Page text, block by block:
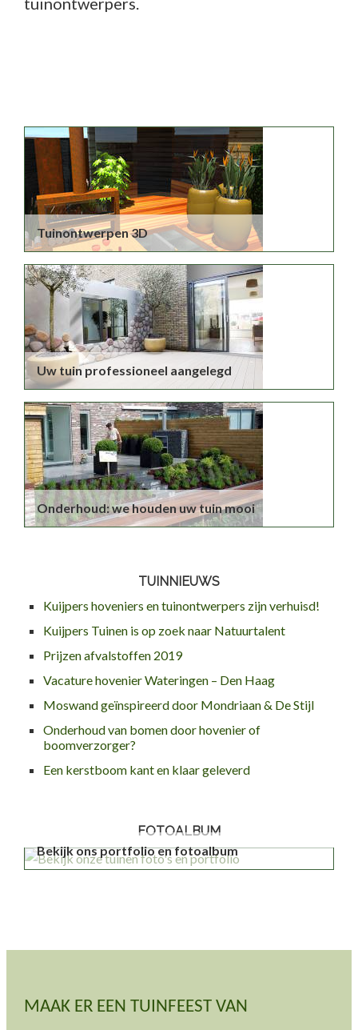
Tuinontwerpen 3D
Uw tuin professioneel aangelegd
Onderhoud: we houden uw tuin mooi
TUINNIEUWS
Kuijpers hoveniers en tuinontwerpers zijn verhuisd!
Kuijpers Tuinen is op zoek naar Natuurtalent
Prijzen afvalstoffen 2019
Vacature hovenier Wateringen – Den Haag
Moswand geïnspireerd door Mondriaan & De Stijl
Onderhoud van bomen door hovenier of
boomverzorger?
Een kerstboom kant en klaar geleverd
FOTOALBUM
Bekijk ons portfolio en fotoalbum
MAAK ER EEN TUINFEEST VAN